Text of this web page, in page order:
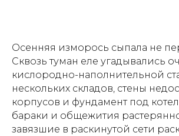
Осенняя изморось сыпала не
Сквозь туман еле угадывались
кислородно-наполнительной
нескольких складов, стены
корпусов и фундамент под
бараки и общежития растерянно
завязшие в раскинутой сети